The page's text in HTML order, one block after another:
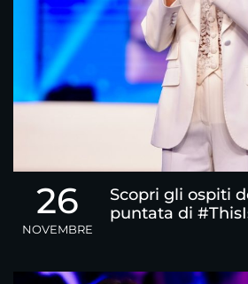
26
NOVEMBRE
Scopri gli ospiti
puntata di